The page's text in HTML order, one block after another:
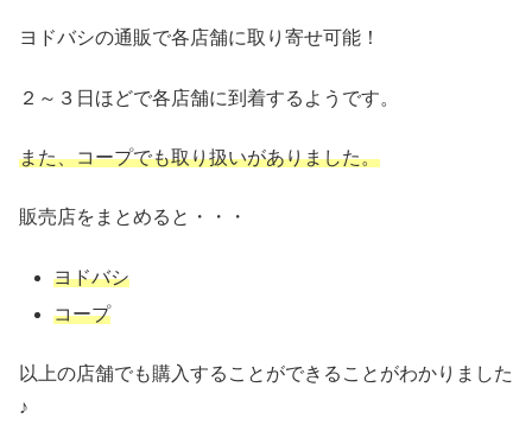
ヨドバシの通販で各店舗に取り寄せ可能！
２～３日ほどで各店舗に到着するようです。
また、コープでも取り扱いがありました。
販売店をまとめると・・・
ヨドバシ
コープ
以上の店舗でも購入することができることがわかりました
♪